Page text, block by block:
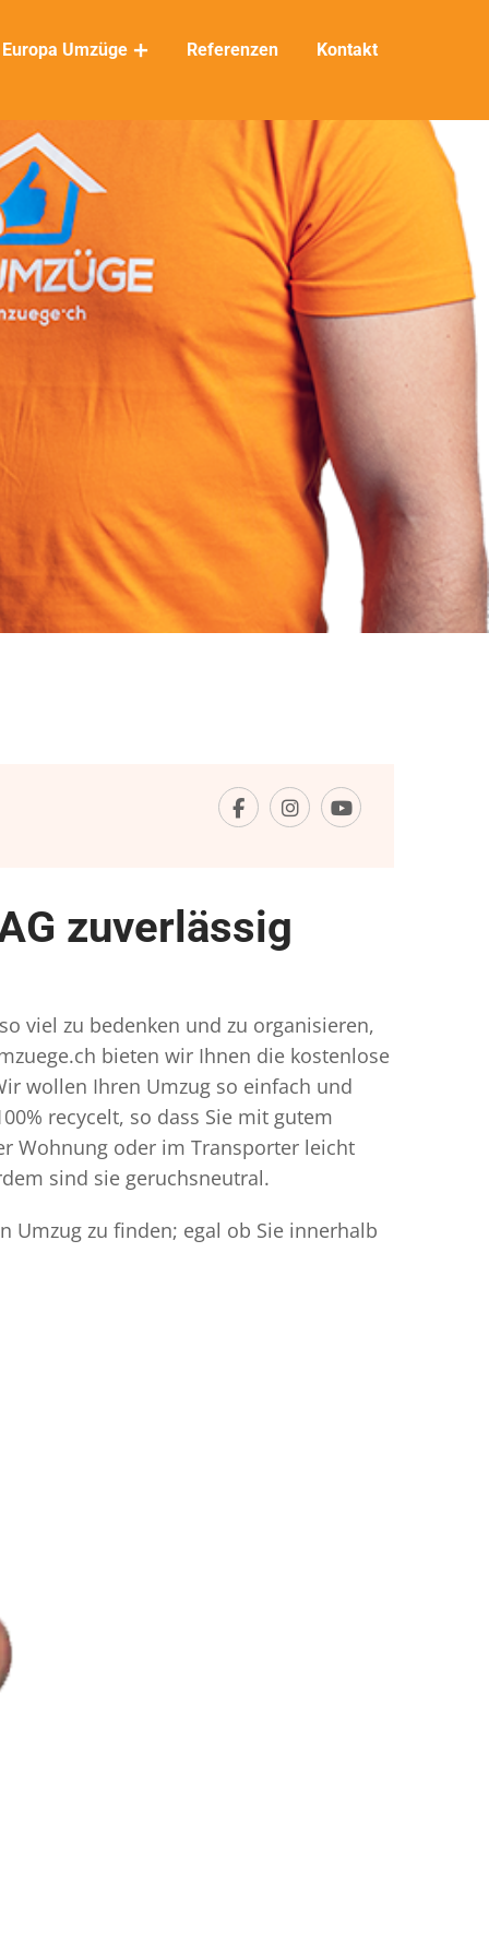
Europa Umzüge Referenzen Kontakt
zuverlässig
viel zu bedenken und zu organisieren,
bieten wir Ihnen die kostenlose
wollen Ihren Umzug so einfach und
recycelt, so dass Sie mit gutem
Wohnung oder im Transporter leicht
sind sie geruchsneutral.
Umzug zu finden; egal ob Sie innerhalb